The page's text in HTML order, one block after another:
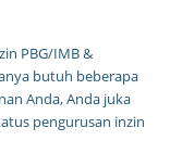
PBG/IMB &
butuh beberapa
Anda, Anda juka
pengurusan inzin